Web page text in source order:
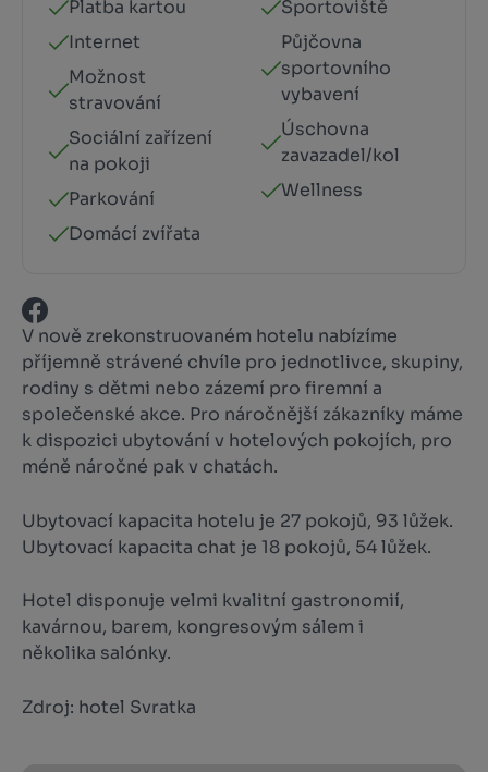
Platba kartou
Internet
Možnost
stravování
Sociální zařízení
na pokoji
Parkování
Domácí zvířata
Sportoviště
Půjčovna
sportovního
vybavení
Úschovna
zavazadel/kol
Wellness
V nově zrekonstruovaném hotelu nabízíme
příjemně strávené chvíle pro jednotlivce, skupiny,
rodiny s dětmi nebo zázemí pro firemní a
společenské akce. Pro náročnější zákazníky máme
k dispozici ubytování v hotelových pokojích, pro
méně náročné pak v chatách.
Ubytovací kapacita hotelu je 27 pokojů, 93 lůžek.
Ubytovací kapacita chat je 18 pokojů, 54 lůžek.
Hotel disponuje velmi kvalitní gastronomií,
kavárnou, barem, kongresovým sálem i
několika salónky.
Zdroj: hotel Svratka